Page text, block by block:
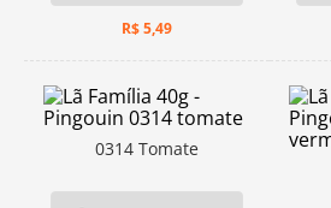
R$5,49
0314 Tomate